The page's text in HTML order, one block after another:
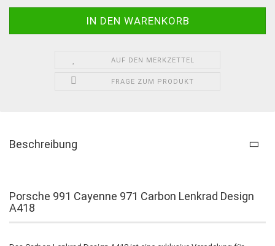
AUF DEN MERKZETTEL
FRAGE ZUM PRODUKT
Beschreibung
Porsche 991 Cayenne 971 Carbon Lenkrad Design
A418